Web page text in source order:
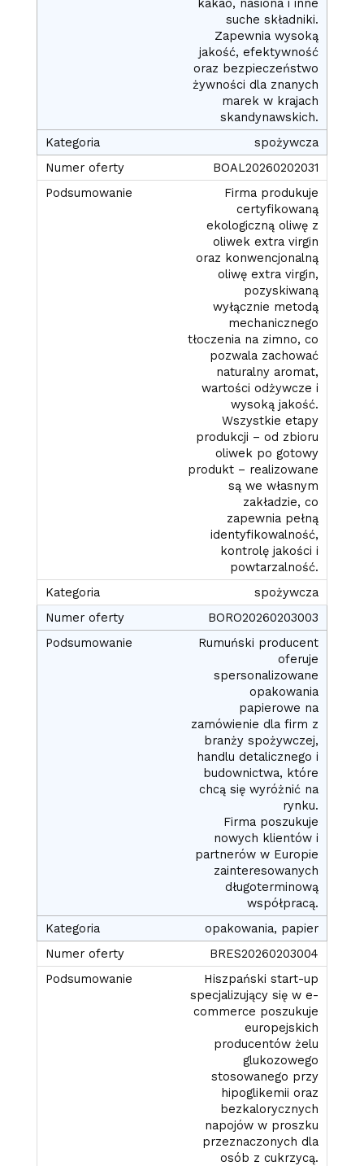
kakao, nasiona i inne
suche składniki.
Zapewnia wysoką
jakość, efektywność
oraz bezpieczeństwo
żywności dla znanych
marek w krajach
skandynawskich.
spożywcza
BOAL20260202031
Firma produkuje
certyfikowaną
ekologiczną oliwę z
oliwek extra virgin
oraz konwencjonalną
oliwę extra virgin,
pozyskiwaną
wyłącznie metodą
mechanicznego
tłoczenia na zimno, co
pozwala zachować
naturalny aromat,
wartości odżywcze i
wysoką jakość.
Wszystkie etapy
produkcji – od zbioru
oliwek po gotowy
produkt – realizowane
są we własnym
zakładzie, co
zapewnia pełną
identyfikowalność,
kontrolę jakości i
powtarzalność.
spożywcza
BORO20260203003
Rumuński producent
oferuje
spersonalizowane
opakowania
papierowe na
zamówienie dla firm z
branży spożywczej,
handlu detalicznego i
budownictwa, które
chcą się wyróżnić na
rynku.
Firma poszukuje
nowych klientów i
partnerów w Europie
zainteresowanych
długoterminową
współpracą.
opakowania, papier
BRES20260203004
Hiszpański start-up
specjalizujący się w e-
commerce poszukuje
europejskich
producentów żelu
glukozowego
stosowanego przy
hipoglikemii oraz
bezkalorycznych
napojów w proszku
przeznaczonych dla
osób z cukrzycą.